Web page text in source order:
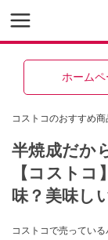
ホーム
コストコのおすすめ商
半焼成だか
【コスト
味？美味し
コストコで売ってい